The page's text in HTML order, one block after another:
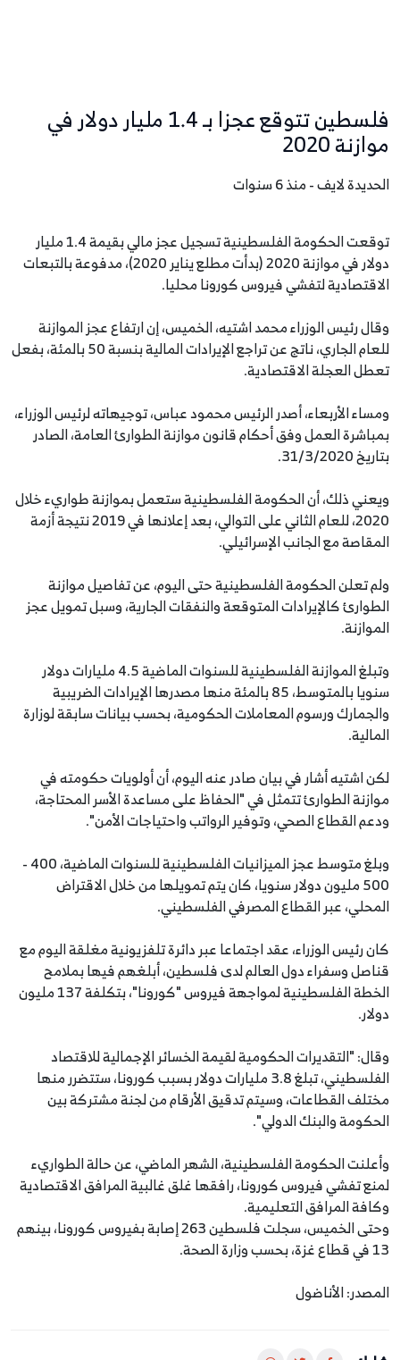
فلسطين تتوقع عجزا بـ 1.4 مليار دولار في
موازنة 2020
الحديدة لايف - منذ 6 سنوات
توقعت الحكومة الفلسطينية تسجيل عجز مالي بقيمة 1.4 مليار
دولار في موازنة 2020 (بدأت مطلع يناير 2020)، مدفوعة بالتبعات
الاقتصادية لتفشي فيروس كورونا محليا.
وقال رئيس الوزراء محمد اشتيه، الخميس، إن ارتفاع عجز الموازنة
للعام الجاري، ناتج عن تراجع الإيرادات المالية بنسبة 50 بالمئة، بفعل
تعطل العجلة الاقتصادية.
ومساء الأربعاء، أصدر الرئيس محمود عباس، توجيهاته لرئيس الوزراء،
بمباشرة العمل وفق أحكام قانون موازنة الطوارئ العامة، الصادر
بتاريخ 31/3/2020.
ويعني ذلك، أن الحكومة الفلسطينية ستعمل بموازنة طواريء خلال
2020، للعام الثاني على التوالي، بعد إعلانها في 2019 نتيجة أزمة
المقاصة مع الجانب الإسرائيلي.
ولم تعلن الحكومة الفلسطينية حتى اليوم، عن تفاصيل موازنة
الطوارئ كالإيرادات المتوقعة والنفقات الجارية، وسبل تمويل عجز
الموازنة.
وتبلغ الموازنة الفلسطينية للسنوات الماضية 4.5 مليارات دولار
سنويا بالمتوسط، 85 بالمئة منها مصدرها الإيرادات الضريبية
والجمارك ورسوم المعاملات الحكومية، بحسب بيانات سابقة لوزارة
المالية.
لكن اشتيه أشار في بيان صادر عنه اليوم، أن أولويات حكومته في
موازنة الطوارئ تتمثل في "الحفاظ على مساعدة الأسر المحتاجة،
ودعم القطاع الصحي، وتوفير الرواتب واحتياجات الأمن".
وبلغ متوسط عجز الميزانيات الفلسطينية للسنوات الماضية، 400 -
500 مليون دولار سنويا، كان يتم تمويلها من خلال الاقتراض
المحلي، عبر القطاع المصرفي الفلسطيني.
كان رئيس الوزراء، عقد اجتماعا عبر دائرة تلفزيونية مغلقة اليوم مع
قناصل وسفراء دول العالم لدى فلسطين، أبلغهم فيها بملامح
الخطة الفلسطينية لمواجهة فيروس "كورونا"، بتكلفة 137 مليون
دولار.
وقال: "التقديرات الحكومية لقيمة الخسائر الإجمالية للاقتصاد
الفلسطيني، تبلغ 3.8 مليارات دولار بسبب كورونا، ستتضرر منها
مختلف القطاعات، وسيتم تدقيق الأرقام من لجنة مشتركة بين
الحكومة والبنك الدولي".
وأعلنت الحكومة الفلسطينية، الشهر الماضي، عن حالة الطواريء
لمنع تفشي فيروس كورونا، رافقها غلق غالبية المرافق الاقتصادية
وكافة المرافق التعليمية.
وحتى الخميس، سجلت فلسطين 263 إصابة بفيروس كورونا، بينهم
13 في قطاع غزة، بحسب وزارة الصحة.
المصدر: الأناضول